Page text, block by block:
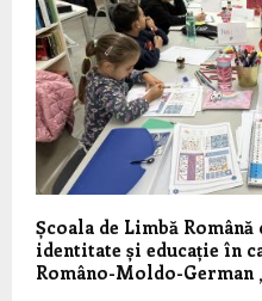
Școala de Limbă
identitate și educație în
Româno-Moldo-